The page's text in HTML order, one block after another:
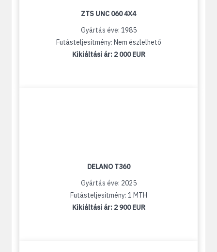
ZTS UNC 060 4X4
Gyártás éve: 1985
Futásteljesítmény: Nem észlelhető
Kikiáltási ár: 2 000 EUR
DELANO T360
Gyártás éve: 2025
Futásteljesítmény: 1 MTH
Kikiáltási ár: 2 900 EUR